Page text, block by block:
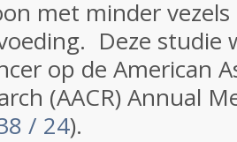
met minder
Deze studie
op de American
(AACR) Annual
/ 24).